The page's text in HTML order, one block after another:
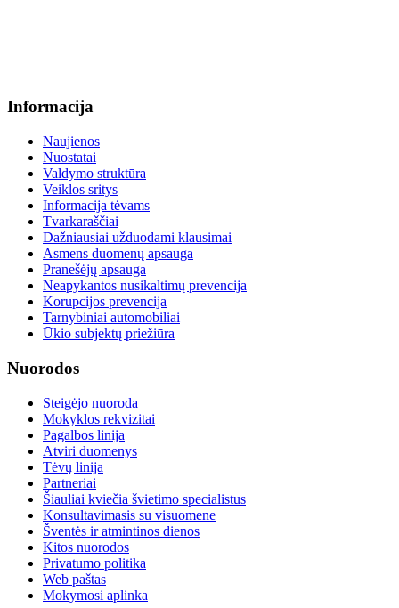
Informacija
Naujienos
Nuostatai
Valdymo struktūra
Veiklos sritys
Informacija tėvams
Tvarkaraščiai
Dažniausiai užduodami klausimai
Asmens duomenų apsauga
Pranešėjų apsauga
Neapykantos nusikaltimų prevencija
Korupcijos prevencija
Tarnybiniai automobiliai
Ūkio subjektų priežiūra
Nuorodos
Steigėjo nuoroda
Mokyklos rekvizitai
Pagalbos linija
Atviri duomenys
Tėvų linija
Partneriai
Šiauliai kviečia švietimo specialistus
Konsultavimasis su visuomene
Šventės ir atmintinos dienos
Kitos nuorodos
Privatumo politika
Web paštas
Mokymosi aplinka